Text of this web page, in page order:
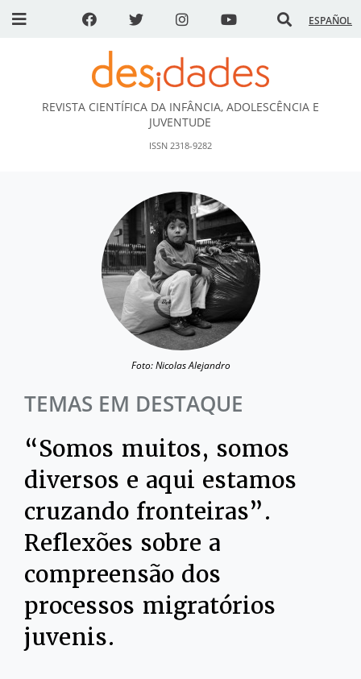
ESPAÑOL
DESidades
REVISTA CIENTÍFICA DA INFÂNCIA, ADOLESCÊNCIA E
JUVENTUDE
ISSN 2318-9282
Foto: Nicolas Alejandro
TEMAS EM DESTAQUE
“Somos muitos, somos
diversos e aqui estamos
cruzando fronteiras”.
Reflexões sobre a
compreensão dos
processos migratórios
juvenis.